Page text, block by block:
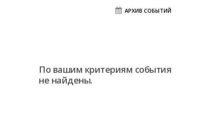
АРХИВ СОБЫТИЙ
По вашим критериям события
не найдены.